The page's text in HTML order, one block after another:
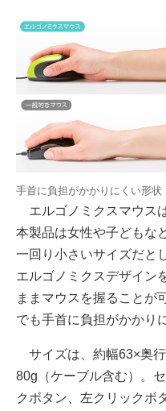
手首に負担がかかりにくい形状
エルゴノミクスマウス
本製品は女性や子どもな
一回り小さいサイズだと
エルゴノミクスデザイン
ままマウスを握ることが
でも手首に負担がかかり
サイズは、約幅63×奥
80g（ケーブル含む）。
クボタン、左クリックボ